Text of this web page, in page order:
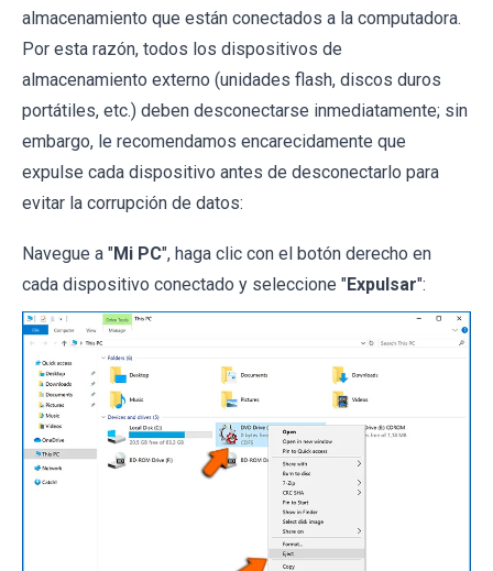
almacenamiento que están conectados a la computadora.
Por esta razón, todos los dispositivos de
almacenamiento externo (unidades flash, discos duros
portátiles, etc.) deben desconectarse inmediatamente; sin
embargo, le recomendamos encarecidamente que
expulse cada dispositivo antes de desconectarlo para
evitar la corrupción de datos:
Navegue a "Mi PC", haga clic con el botón derecho en
cada dispositivo conectado y seleccione "Expulsar":